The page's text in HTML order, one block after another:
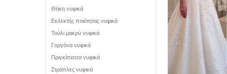
Θήκη νυφικά
Εκλεκτής ποιότητας νυφικά
Τούλι μακρύ νυφικά
Γοργόνα νυφικά
Πριγκίπισσα νυφικά
Στράπλες νυφικά